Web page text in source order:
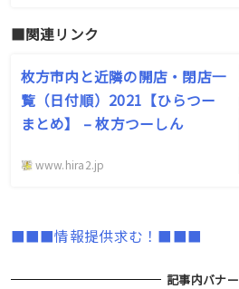
■関連リンク
枚方市内と近隣の開店・閉店一
覧（日付順）2021【ひらつー
まとめ】 – 枚方つーしん
www.hira2.jp
■■■情報提供求む！■■■
記事内バナー